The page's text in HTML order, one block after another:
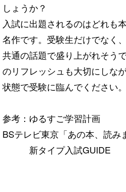
しょうか？
入試に出題されるのはどれも
名作です。受験生だけでなく
共通の話題で盛り上がれそう
のリフレッシュも大切にしな
状態で受験に臨んでください。
参考：ゆるすご学習計画
BSテレビ東京「あの本、読み
新タイプ入試GUIDE